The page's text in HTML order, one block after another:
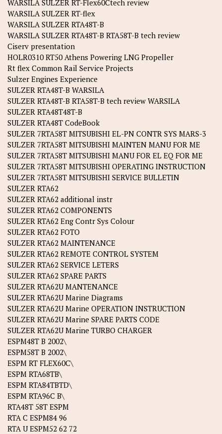
WARSILA SULZER RT-Flex60Ctech review
WARSILA SULZER RT-flex
WARSILA SULZER RTA48T-B
WARSILA SULZER RTA48T-B RTA58T-B tech review
Ciserv presentation
HOLR0310 RT50 Athens Powering LNG Propeller
Rt flex Common Rail Service Projects
Sulzer Engines Experience
SULZER RTA48T-B WARSILA
SULZER RTA48T-B RTA58T-B tech review WARSILA
SULZER RTA48T48T-B
SULZER RTA48T CodeBook
SULZER 7RTA58T MITSUBISHI EL-PN CONTR SYS MARS-3
SULZER 7RTA58T MITSUBISHI MAINTEN MANU FOR ME
SULZER 7RTA58T MITSUBISHI MANU FOR EL EQ FOR ME
SULZER 7RTA58T MITSUBISHI OPERATING INSTRUCTION
SULZER 7RTA58T MITSUBISHI SERVICE BULLETIN
SULZER RTA62
SULZER RTA62 additional instr
SULZER RTA62 COMPONENTS
SULZER RTA62 Eng Contr Sys Colour
SULZER RTA62 FOTO
SULZER RTA62 MAINTENANCE
SULZER RTA62 REMOTE CONTROL SYSTEM
SULZER RTA62 SERVICE LETERS
SULZER RTA62 SPARE PARTS
SULZER RTA62U MANTENANCE
SULZER RTA62U Marine Diagrams
SULZER RTA62U Marine OPERATION INSTRUCTION
SULZER RTA62U Marine SPARE PARTS CODE
SULZER RTA62U Marine TURBO CHARGER
ESPM48T B 2002\
ESPM58T B 2002\
ESPM RT FLEX60C\
ESPM RTA68TB\
ESPM RTA84TBTD\
ESPM RTA96C B\
RTA48T 58T ESPM
RTA C ESPM84 96
RTA U ESPM52 62 72